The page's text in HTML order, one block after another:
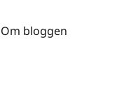
Om bloggen